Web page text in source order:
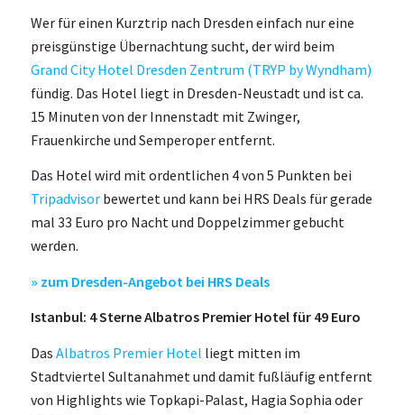
Wer für einen Kurztrip nach Dresden einfach nur eine
preisgünstige Übernachtung sucht, der wird beim
Grand City Hotel Dresden Zentrum (TRYP by Wyndham)
fündig. Das Hotel liegt in Dresden-Neustadt und ist ca.
15 Minuten von der Innenstadt mit Zwinger,
Frauenkirche und Semperoper entfernt.
Das Hotel wird mit ordentlichen 4 von 5 Punkten bei
Tripadvisorbewertet und kann bei HRS Deals für gerade
mal 33 Euro pro Nacht und Doppelzimmer gebucht
werden.
» zum Dresden-Angebot bei HRS Deals
Istanbul: 4 Sterne Albatros Premier Hotel für 49 Euro
Das Albatros Premier Hotel liegt mitten im
Stadtviertel Sultanahmet und damit fußläufig entfernt
von Highlights wie Topkapi-Palast, Hagia Sophia oder